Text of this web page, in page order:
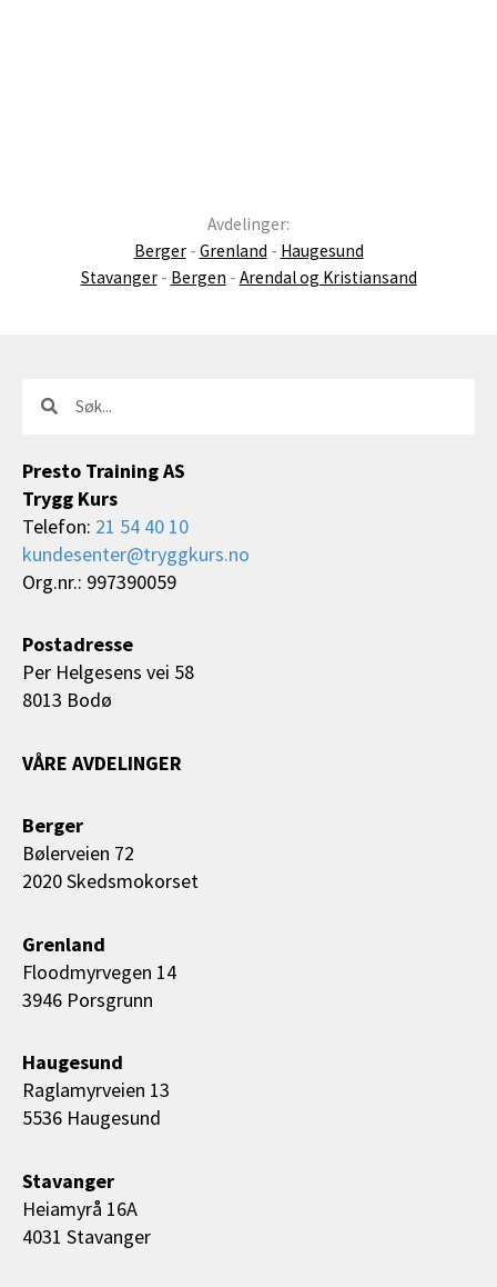
Avdelinger:
Berger- Grenland - Haugesund
Stavanger- Bergen - Arendal og Kristiansand
Søk
Presto Training AS
Trygg Kurs
Telefon: 21 54 40 10
kundesenter@tryggkurs.no
Org.nr.: 997390059
Postadresse
Per Helgesens vei 58
8013 Bodø
VÅRE AVDELINGER
Berger
Bølerveien 72
2020 Skedsmokorset
Grenland
Floodmyrvegen 14
3946 Porsgrunn
Haugesund
Raglamyrveien 13
5536 Haugesund
Stavanger
Heiamyrå 16A
4031 Stavanger